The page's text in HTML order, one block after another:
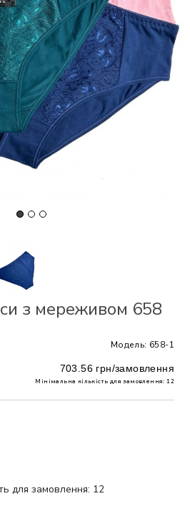
з мереживом 658
Модель: 658-1
703.56 грн/замовлення
Мінімальна кількість для замовлення: 12
для замовлення: 12